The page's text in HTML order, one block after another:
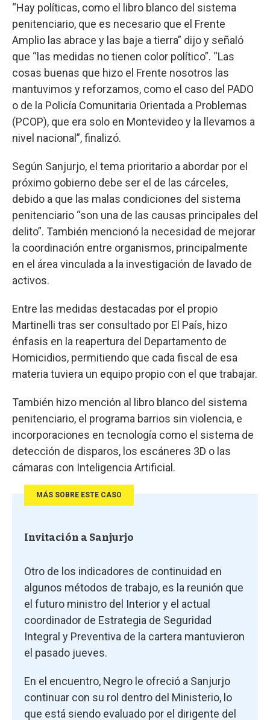
“Hay políticas, como el libro blanco del sistema
penitenciario, que es necesario que el Frente
Amplio las abrace y las baje a tierra” dijo y señaló
que “las medidas no tienen color político”. “Las
cosas buenas que hizo el Frente nosotros las
mantuvimos y reforzamos, como el caso del PADO
o de la Policía Comunitaria Orientada a Problemas
(PCOP), que era solo en Montevideo y la llevamos a
nivel nacional”, finalizó.
Según Sanjurjo, el tema prioritario a abordar por el
próximo gobierno debe ser el de las cárceles,
debido a que las malas condiciones del sistema
penitenciario “son una de las causas principales del
delito”. También mencionó la necesidad de mejorar
la coordinación entre organismos, principalmente
en el área vinculada a la investigación de lavado de
activos.
Entre las medidas destacadas por el propio
Martinelli tras ser consultado por El País, hizo
énfasis en la reapertura del Departamento de
Homicidios, permitiendo que cada fiscal de esa
materia tuviera un equipo propio con el que trabajar.
También hizo mención al libro blanco del sistema
penitenciario, el programa barrios sin violencia, e
incorporaciones en tecnología como el sistema de
detección de disparos, los escáneres 3D o las
cámaras con Inteligencia Artificial.
MÁS SOBRE ESTE CASO
Invitación a Sanjurjo
Otro de los indicadores de continuidad en
algunos métodos de trabajo, es la reunión que
el futuro ministro del Interior y el actual
coordinador de Estrategia de Seguridad
Integral y Preventiva de la cartera mantuvieron
el pasado jueves.
En el encuentro, Negro le ofreció a Sanjurjo
continuar con su rol dentro del Ministerio, lo
que está siendo evaluado por el dirigente del